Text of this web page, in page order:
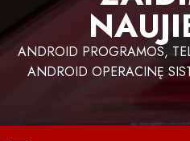
ANDROID PROGRAMOS,
ANDROID OPERACINĘ